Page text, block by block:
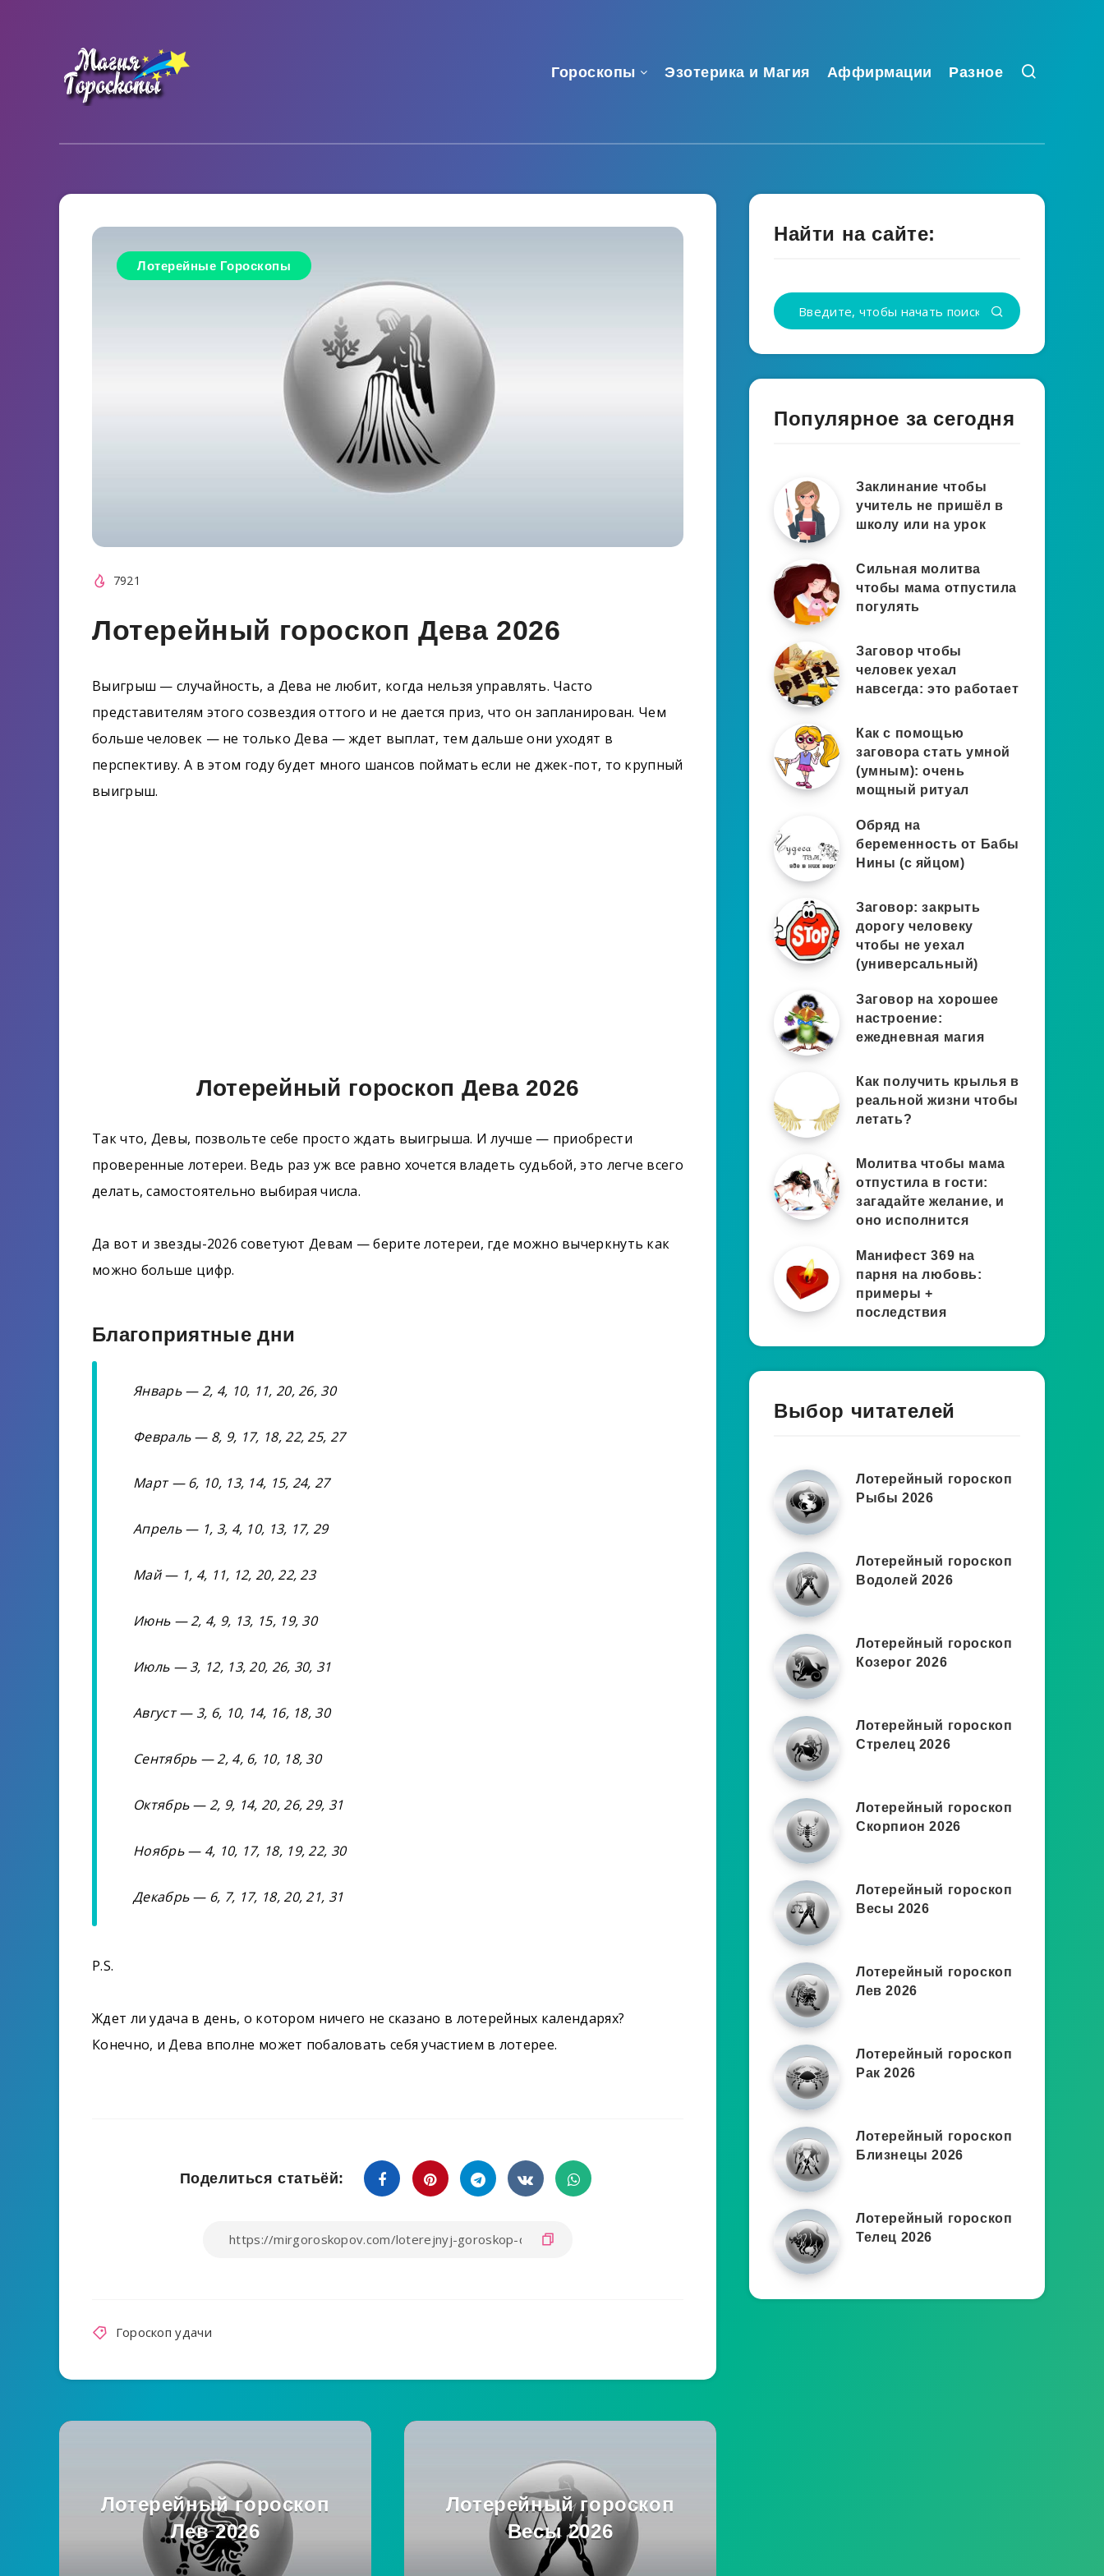
Гороскопы Эзотерика и Магия Аффирмации Разное
Лотерейные Гороскопы
7921
Лотерейный гороскоп Дева 2026
Выигрыш — случайность, а Дева не любит, когда нельзя управлять. Часто
представителям этого созвездия оттого и не дается приз, что он запланирован. Чем
больше человек — не только Дева — ждет выплат, тем дальше они уходят в
перспективу. А в этом году будет много шансов поймать если не джек-пот, то крупный
выигрыш.
Лотерейный гороскоп Дева 2026
Так что, Девы, позвольте себе просто ждать выигрыша. И лучше — приобрести
проверенные лотереи. Ведь раз уж все равно хочется владеть судьбой, это легче всего
делать, самостоятельно выбирая числа.
Да вот и звезды-2026 советуют Девам — берите лотереи, где можно вычеркнуть как
можно больше цифр.
Благоприятные дни
Январь — 2, 4, 10, 11, 20, 26, 30
Февраль — 8, 9, 17, 18, 22, 25, 27
Март — 6, 10, 13, 14, 15, 24, 27
Апрель — 1, 3, 4, 10, 13, 17, 29
Май — 1, 4, 11, 12, 20, 22, 23
Июнь — 2, 4, 9, 13, 15, 19, 30
Июль — 3, 12, 13, 20, 26, 30, 31
Август — 3, 6, 10, 14, 16, 18, 30
Сентябрь — 2, 4, 6, 10, 18, 30
Октябрь — 2, 9, 14, 20, 26, 29, 31
Ноябрь — 4, 10, 17, 18, 19, 22, 30
Декабрь — 6, 7, 17, 18, 20, 21, 31
P.S.
Ждет ли удача в день, о котором ничего не сказано в лотерейных календарях?
Конечно, и Дева вполне может побаловать себя участием в лотерее.
Поделиться статьёй:
Гороскоп удачи
Лотерейный гороскоп
Лев 2026
Лотерейный гороскоп
Весы 2026
Найти на сайте:
Популярное за сегодня
Заклинание чтобы
учитель не пришёл в
школу или на урок
Сильная молитва
чтобы мама отпустила
погулять
Заговор чтобы
человек уехал
навсегда: это работает
Как с помощью
заговора стать умной
(умным): очень
мощный ритуал
Обряд на
беременность от Бабы
Нины (с яйцом)
Заговор: закрыть
дорогу человеку
чтобы не уехал
(универсальный)
Заговор на хорошее
настроение:
ежедневная магия
Как получить крылья в
реальной жизни чтобы
летать?
Молитва чтобы мама
отпустила в гости:
загадайте желание, и
оно исполнится
Манифест 369 на
парня на любовь:
примеры +
последствия
Выбор читателей
Лотерейный гороскоп
Рыбы 2026
Лотерейный гороскоп
Водолей 2026
Лотерейный гороскоп
Козерог 2026
Лотерейный гороскоп
Стрелец 2026
Лотерейный гороскоп
Скорпион 2026
Лотерейный гороскоп
Весы 2026
Лотерейный гороскоп
Лев 2026
Лотерейный гороскоп
Рак 2026
Лотерейный гороскоп
Близнецы 2026
Лотерейный гороскоп
Телец 2026